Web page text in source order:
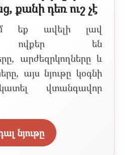
քանի դեռ ուշ չէ
եք ավելի լավ
ովքեր են
արժեզրկողները և
այս նյութը կօգնի
վտանգավոր
նյութը